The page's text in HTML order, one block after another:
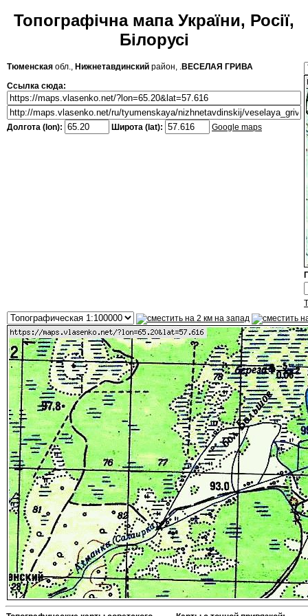
Топографічна мапа України, Росії,
Білорусі
Тюменская обл., Нижнетавдинский район, .ВЕСЕЛАЯ ГРИВА
Ссылка сюда:
Долгота (lon): Широта (lat): Google maps